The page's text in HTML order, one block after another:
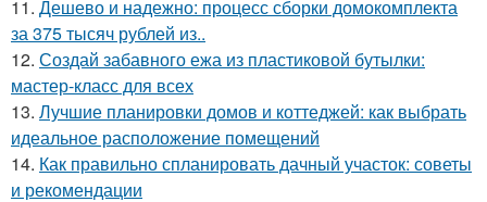
11. Дешево и надежно: процесс сборки домокомплекта
за 375 тысяч рублей из..
12. Создай забавного ежа из пластиковой бутылки:
мастер-класс для всех
13. Лучшие планировки домов и коттеджей: как выбрать
идеальное расположение помещений
14. Как правильно спланировать дачный участок: советы
и рекомендации